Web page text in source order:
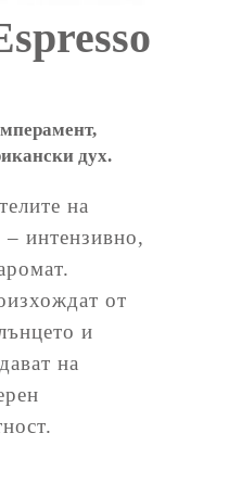
дух.
на
– интензивно,
от
и
на